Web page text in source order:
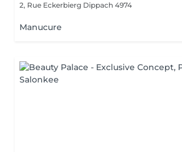
2, Rue Eckerbierg Dippach 4974
Manucure